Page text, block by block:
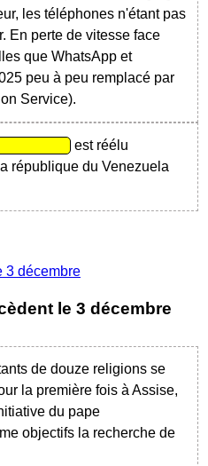
les téléphones n'étant pas
En perte de vitesse face
que WhatsApp et
peu à peu remplacé par
Service).
est réélu
république du Venezuela
3 décembre
le 3 décembre
de douze religions se
la première fois à Assise,
du pape
objectifs la recherche de